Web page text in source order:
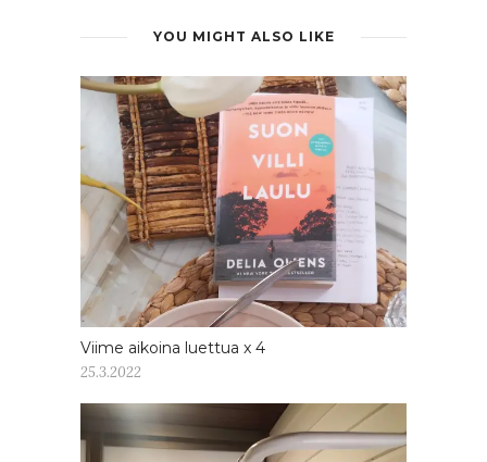
YOU MIGHT ALSO LIKE
Viime aikoina luettua x 4
25.3.2022